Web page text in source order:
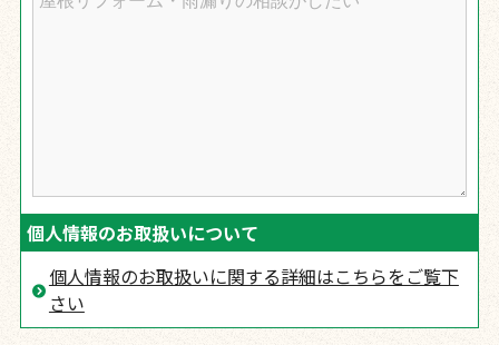
個人情報のお取扱いについて
個人情報のお取扱いに関する詳細はこちらをご覧下
さい